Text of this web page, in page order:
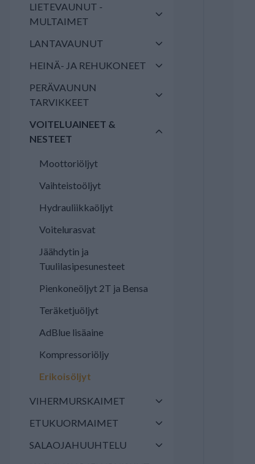
LIETEVAUNUT -
MULTAIMET
LANTAVAUNUT
HEINÄ- JA REHUKONEET
PERÄVAUNUN
TARVIKKEET
VOITELUAINEET &
NESTEET
Moottoriöljyt
Vaihteistoöljyt
Hydrauliikkaöljyt
Voitelurasvat
Jäähdytin ja
Tuulilasipesunesteet
Pienkoneöljyt 2T ja Bensa
Teräketjuöljyt
AdBlue lisäaine
Kompressoriöljy
Erikoisöljyt
VIHERMURSKAIMET
ETUKUORMAIMET
SALAOJAHUUHTELU